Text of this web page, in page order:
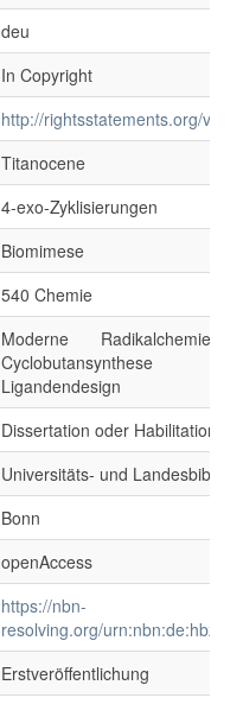
deu
In Copyright
http://rightsstatements.org/
Titanocene
4-exo-Zyklisierungen
Biomimese
540 Chemie
Moderne
Cyclobutansynthese
Ligandendesign
Dissertation oder Habilitation
Universitäts- und
Bonn
openAccess
https://nbn-
resolving.org/
Erstveröffentlichung